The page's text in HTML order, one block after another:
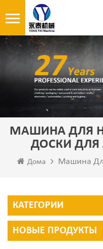
МАШИНА ДЛЯ
ДОСКИ
Дома
КАТЕГОРИИ
НОВЫЕ ПРОДУКТЫ